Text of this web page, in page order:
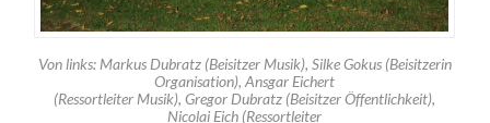
Von links: Markus Dubratz (Beisitzer Musik), Silke Gokus (Beisitzerin
Organisation), Ansgar Eichert
(Ressortleiter Musik), Gregor Dubratz (Beisitzer Öffentlichkeit),
Nicolai Eich (Ressortleiter